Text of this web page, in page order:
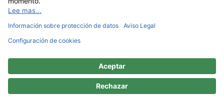
BUSCH & CO. GmbH & Co. KG |
mail@busch.eu